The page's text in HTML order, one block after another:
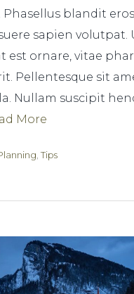
Phasellus blandit
sapien volutpat.
est ornare, vitae
Pellentesque sit
Nullam suscipit
More
Tips